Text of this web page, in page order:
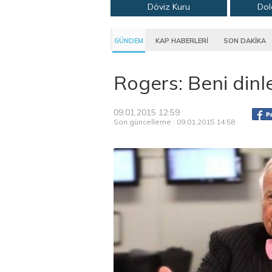
Döviz Kuru
GÜNDEM KAP HABERLERİ SON DAKİKA
Rogers: Beni
09.01.2015 12:59
Son güncelleme : 09.01.2015 14:58